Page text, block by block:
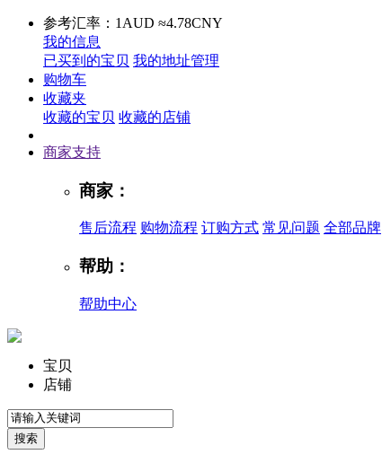
参考汇率：1AUD ≈4.78CNY
我的信息
已买到的宝贝 我的地址管理
购物车
收藏夹
收藏的宝贝 收藏的店铺
商家支持
商家：
售后流程 购物流程 订购方式 常见问题 全部品牌
帮助：
帮助中心
宝贝
店铺